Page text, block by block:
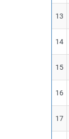
13
14
15
16
17